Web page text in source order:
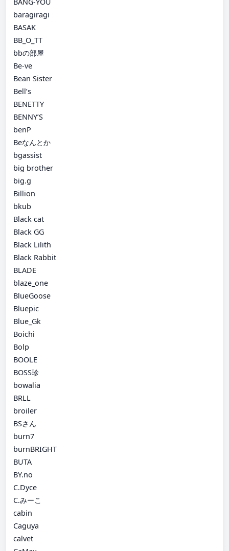
baragiragi
BASAK
BB_O_TT
bbの部屋
Be-ve
Bean Sister
Bell’s
BENETTY
BENNY’S
benP
Beなんとか
bgassist
big brother
big.g
Billion
bkub
Black cat
Black GG
Black Lilith
Black Rabbit
BLADE
blaze_one
BlueGoose
Bluepic
Blue_Gk
Boichi
Bolp
BOOLE
BOSS珍
bowalia
BRLL
broiler
BSさん
burn7
burnBRIGHT
BUTA
BY.no
C.Dyce
C.みーこ
cabin
Caguya
calvet